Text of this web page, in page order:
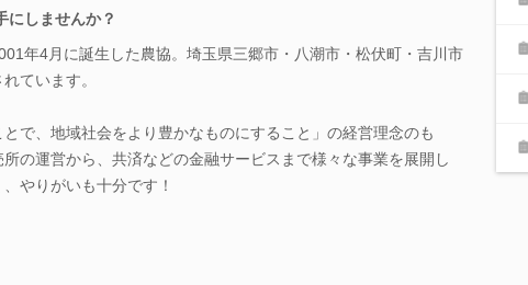
しませんか？
年4月に誕生した農協。埼玉県三郷市・八潮市・松伏町・吉川市
ています。
で、地域社会をより豊かなものにすること」の経営理念のも
の運営から、共済などの金融サービスまで様々な事業を展開し
やりがいも十分です！